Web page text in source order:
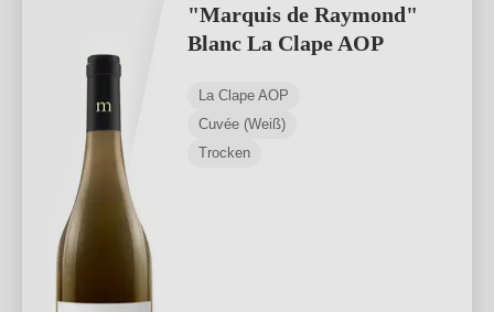
"Marquis de Raymond"
Blanc La Clape AOP
La Clape AOP
Cuvée (Weiß)
Trocken